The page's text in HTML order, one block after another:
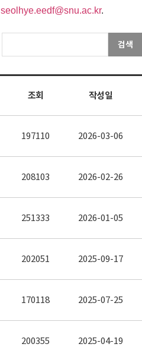
seolhye.eedf@snu.ac.kr.
검색
조회 작성일
197110 2026-03-06
208103 2026-02-26
251333 2026-01-05
202051 2025-09-17
170118 2025-07-25
200355 2025-04-19